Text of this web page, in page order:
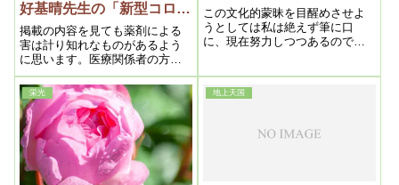
好基晴先生の「新型コロナ
とがん」に学ぶ。 （その
3）
掲載の内容を見ても薬剤による
害は計り知れなものがあるよう
に思います。医療関係者の方々
には是非、薬害と真剣向き合っ
て改善に向かっていただける事
を願います。
この文化的蒙昧を目醒めさせよ
うとしては私は絶えず筆に口
に、現在努力しつつあるのであ
新当時の丁髷連中を済度するの
に押し拡がったのであるから、
猶更始末が悪いのである。
栄光 地上天国